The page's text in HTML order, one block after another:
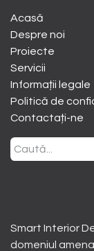
Acasă
Despre noi
​Proiecte
Servicii
Informații legale
Politică de
Contactați-ne
Smart Interior
domeniul